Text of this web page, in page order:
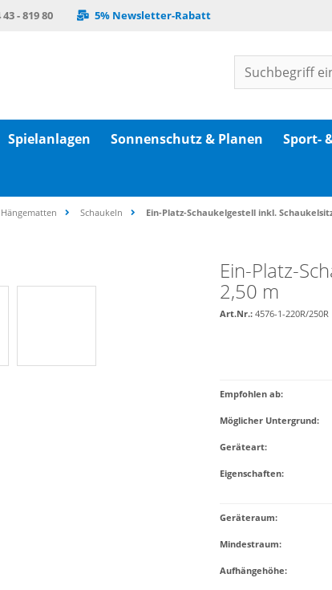
43 - 819 80 5% Newsletter-Rabatt
Spielanlagen Sonnenschutz & Planen Sport-
Schaukeln Ein-Platz-Schaukelgestell inkl.
Ein-Platz-
2,50 m
Art.Nr.: 4576-1-220R/250R
Empfohlen ab:
Möglicher Untergrund:
Geräteart:
Eigenschaften:
Geräteraum:
Mindestraum:
Aufhängehöhe: